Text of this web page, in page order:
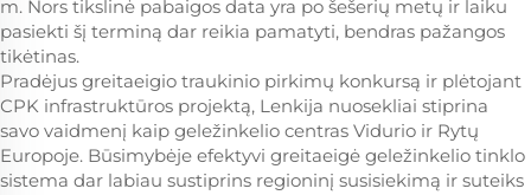
m. Nors tikslinė pabaigos data yra po šešerių metų ir laiku
pasiekti šį terminą dar reikia pamatyti, bendras pažangos
tikėtinas.
Pradėjus greitaeigio traukinio pirkimų konkursą ir plėtojant
CPK infrastruktūros projektą, Lenkija nuosekliai stiprina
savo vaidmenį kaip geležinkelio centras Vidurio ir Rytų
Europoje. Būsimybėje efektyvi greitaeigė geležinkelio tinklo
sistema dar labiau sustiprins regioninį susisiekimą ir suteiks